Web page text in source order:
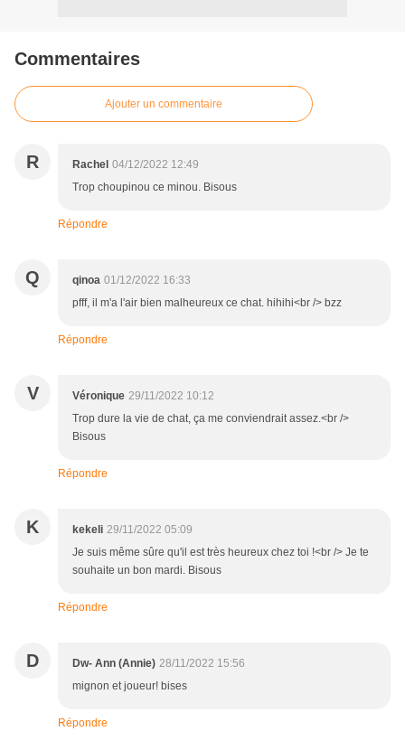
Commentaires
Ajouter un commentaire
R Rachel 04/12/2022 12:49
Trop choupinou ce minou. Bisous
Répondre
Q qinoa 01/12/2022 16:33
pfff, il m'a l'air bien malheureux ce chat. hihihi<br /> bzz
Répondre
V Véronique 29/11/2022 10:12
Trop dure la vie de chat, ça me conviendrait assez.<br />
Bisous
Répondre
K kekeli 29/11/2022 05:09
Je suis même sûre qu'il est très heureux chez toi !<br /> Je te
souhaite un bon mardi. Bisous
Répondre
D Dw- Ann (Annie) 28/11/2022 15:56
mignon et joueur! bises
Répondre